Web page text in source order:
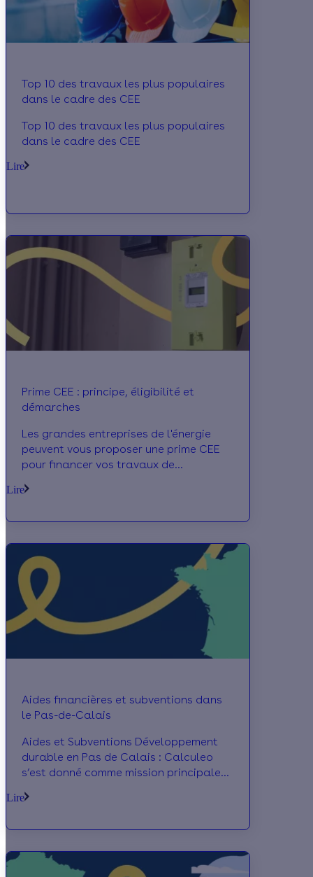
Top 10 des travaux les plus populaires
dans le cadre des CEE
Top 10 des travaux les plus populaires
dans le cadre des CEE
Lire
Prime CEE : principe, éligibilité et
démarches
Les grandes entreprises de l'énergie
peuvent vous proposer une prime CEE
pour financer vos travaux de
marche ? Quelles sont les conditions à
Lire
Aides financières et subventions dans
le Pas-de-Calais
Aides et Subventions Développement
durable en Pas de Calais : Calculeo
s’est donné comme mission principale
les aides vert
Lire